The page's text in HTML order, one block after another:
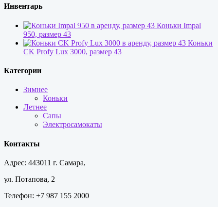
Инвентарь
Коньки Impal
950, размер 43
Коньки
CK Profy Lux 3000, размер 43
Категории
Зимнее
Коньки
Летнее
Сапы
Электросамокаты
Контакты
Адрес: 443011 г. Самара,
ул. Потапова, 2
Телефон: +7 987 155 2000